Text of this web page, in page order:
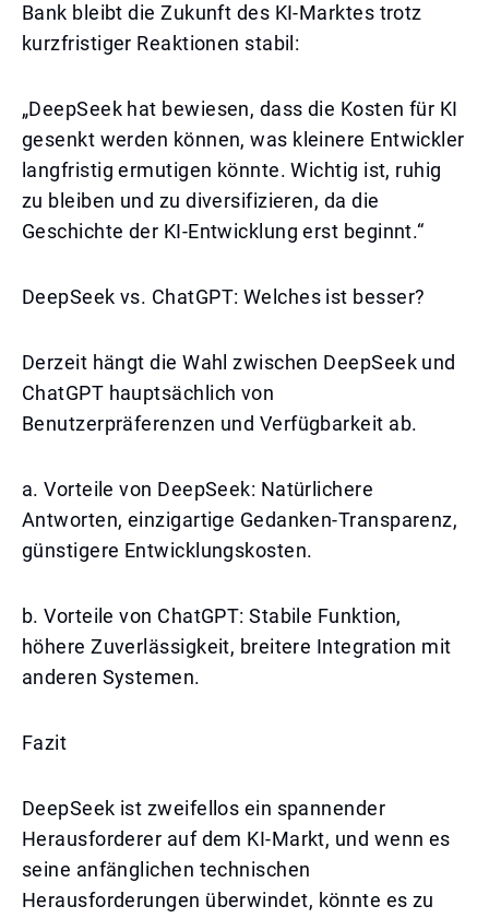
Bank bleibt die Zukunft des KI-Marktes trotz
kurzfristiger Reaktionen stabil:
„DeepSeek hat bewiesen, dass die Kosten für KI
gesenkt werden können, was kleinere Entwickler
langfristig ermutigen könnte. Wichtig ist, ruhig
zu bleiben und zu diversifizieren, da die
Geschichte der KI-Entwicklung erst beginnt.“
DeepSeek vs. ChatGPT: Welches ist besser?
Derzeit hängt die Wahl zwischen DeepSeek und
ChatGPT hauptsächlich von
Benutzerpräferenzen und Verfügbarkeit ab.
a. Vorteile von DeepSeek: Natürlichere
Antworten, einzigartige Gedanken-Transparenz,
günstigere Entwicklungskosten.
b. Vorteile von ChatGPT: Stabile Funktion,
höhere Zuverlässigkeit, breitere Integration mit
anderen Systemen.
Fazit
DeepSeek ist zweifellos ein spannender
Herausforderer auf dem KI-Markt, und wenn es
seine anfänglichen technischen
Herausforderungen überwindet, könnte es zu